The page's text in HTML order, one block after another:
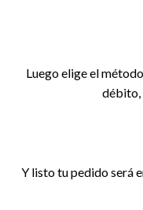
Luego elige el
débito,
Y listo tu pedido será